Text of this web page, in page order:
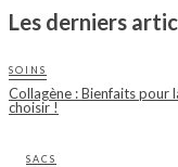
Les derniers
SOINS
Collagène : Bienfaits pour
choisir !
SACS